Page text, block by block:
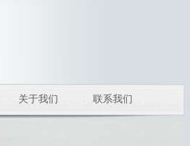
关于我们 联系我们